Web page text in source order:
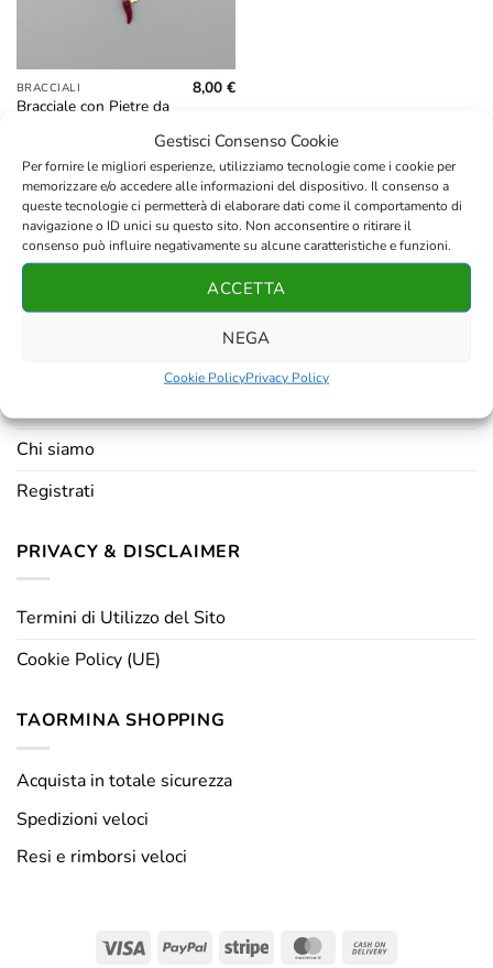
Gestisci Consenso Cookie
Per fornire le migliori esperienze, utilizziamo tecnologie come i cookie per
memorizzare e/o accedere alle informazioni del dispositivo. Il consenso a
queste tecnologie ci permetterà di elaborare dati come il comportamento di
navigazione o ID unici su questo sito. Non acconsentire o ritirare il
consenso può influire negativamente su alcune caratteristiche e funzioni.
ACCETTA
NEGA
Cookie PolicyPrivacy Policy
BRACCIALI
Bracciale con Pietre da
Ossidiana con Corno
Rosso
8,00€
Chi siamo
Registrati
PRIVACY & DISCLAIMER
Termini di Utilizzo del Sito
Cookie Policy (UE)
TAORMINA SHOPPING
Acquista in totale sicurezza
Spedizioni veloci
Resi e rimborsi veloci
Visa PayPal Stripe MasterCard